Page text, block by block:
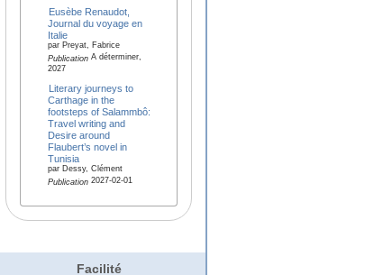
Eusèbe Renaudot,
Journal du voyage en
Italie
par Preyat, Fabrice
PublicationA déterminer,
2027
Literary journeys to
Carthage in the
footsteps of Salammbô:
Travel writing and
Desire around
Flaubert’s novel in
Tunisia
par Dessy, Clément
Publication2027-02-01
Facilité